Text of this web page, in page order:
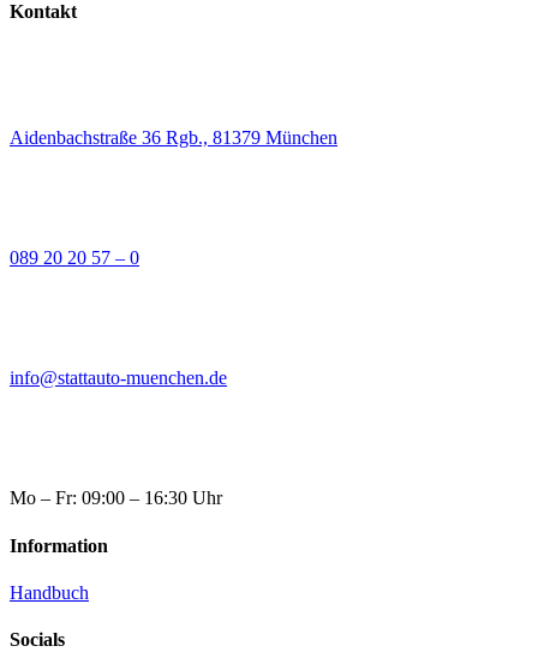
Kontakt
Aidenbachstraße 36 Rgb., 81379 München
089 20 20 57 – 0
info@stattauto-muenchen.de
Mo – Fr: 09:00 – 16:30 Uhr
Information
Handbuch
Socials